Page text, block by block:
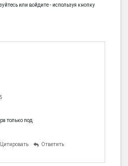
или войдите - используя кнопку
только под
Цитировать Ответить